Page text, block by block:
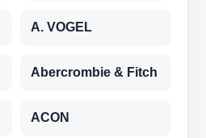
A. VOGEL
Abercrombie & Fitch
ACON